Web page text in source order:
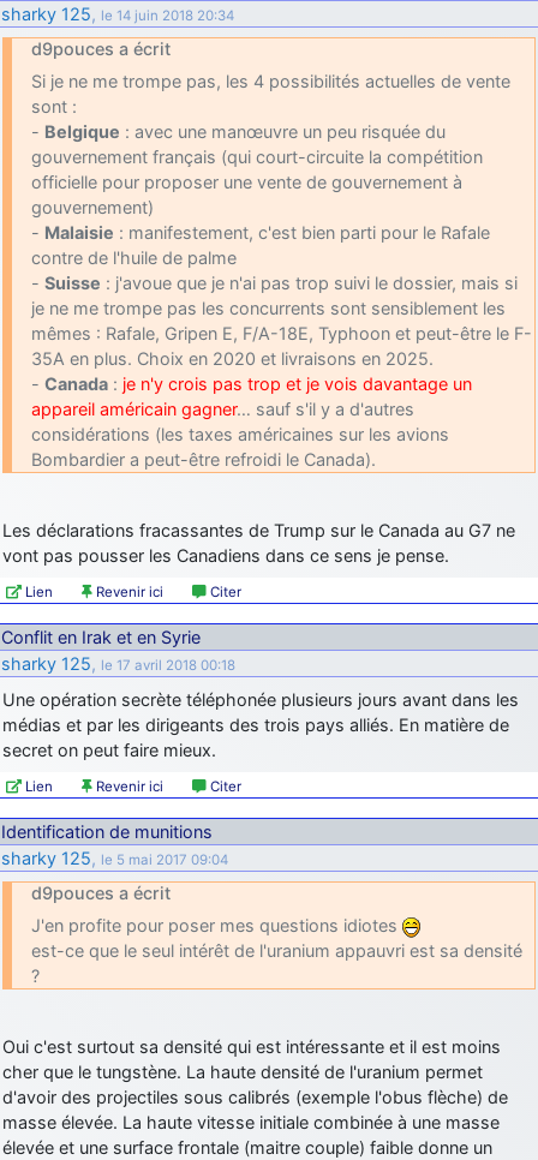
sharky 125, le 14 juin 2018 20:34
d9pouces a écrit
Si je ne me trompe pas, les 4 possibilités actuelles de vente
sont :
- Belgique : avec une manœuvre un peu risquée du
gouvernement français (qui court-circuite la compétition
officielle pour proposer une vente de gouvernement à
gouvernement)
- Malaisie : manifestement, c'est bien parti pour le Rafale
contre de l'huile de palme
- Suisse : j'avoue que je n'ai pas trop suivi le dossier, mais si
je ne me trompe pas les concurrents sont sensiblement les
mêmes : Rafale, Gripen E, F/A-18E, Typhoon et peut-être le F-
35A en plus. Choix en 2020 et livraisons en 2025.
- Canada : je n'y crois pas trop et je vois davantage un
appareil américain gagner… sauf s'il y a d'autres
considérations (les taxes américaines sur les avions
Bombardier a peut-être refroidi le Canada).
Les déclarations fracassantes de Trump sur le Canada au G7 ne
vont pas pousser les Canadiens dans ce sens je pense.
Lien Revenir ici Citer
Conflit en Irak et en Syrie
sharky 125, le 17 avril 2018 00:18
Une opération secrète téléphonée plusieurs jours avant dans les
médias et par les dirigeants des trois pays alliés. En matière de
secret on peut faire mieux.
Lien Revenir ici Citer
Identification de munitions
sharky 125, le 5 mai 2017 09:04
d9pouces a écrit
J'en profite pour poser mes questions idiotes
est-ce que le seul intérêt de l'uranium appauvri est sa densité
?
Oui c'est surtout sa densité qui est intéressante et il est moins
cher que le tungstène. La haute densité de l'uranium permet
d'avoir des projectiles sous calibrés (exemple l'obus flèche) de
masse élevée. La haute vitesse initiale combinée à une masse
élevée et une surface frontale (maitre couple) faible donne un